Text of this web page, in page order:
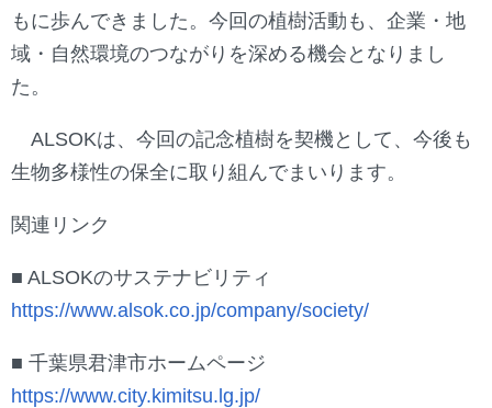
もに歩んできました。今回の植樹活動も、企業・地
域・自然環境のつながりを深める機会となりまし
た。
ALSOKは、今回の記念植樹を契機として、今後も
生物多様性の保全に取り組んでまいります。
関連リンク
■ ALSOKのサステナビリティ
https://www.alsok.co.jp/company/society/
■ 千葉県君津市ホームページ
https://www.city.kimitsu.lg.jp/